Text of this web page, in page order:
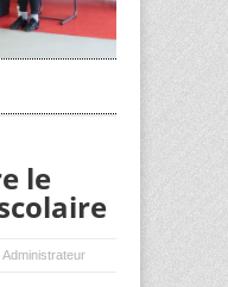
le
Administrateur